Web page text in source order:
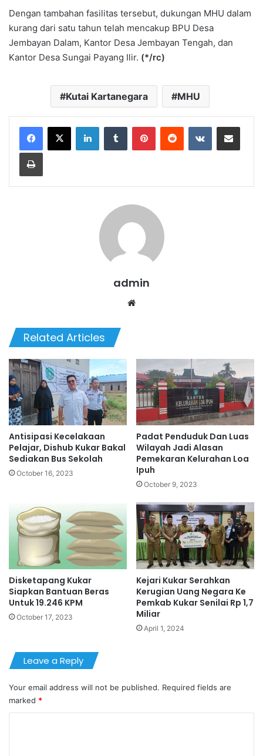
Dengan tambahan fasilitas tersebut, dukungan MHU dalam
kurang dari satu tahun telah mencakup BPU Desa
Jembayan Dalam, Kantor Desa Jembayan Tengah, dan
Kantor Desa Sungai Payang Ilir. (*/rc)
Kutai Kartanegara MHU
LinkedInTumblr PinterestReddit VKontakteShare via Email
Print
admin
Related Articles
Antisipasi Kecelakaan
Pelajar, Dishub Kukar Bakal
Sediakan Bus Sekolah
October 16, 2023
Padat Penduduk Dan Luas
Wilayah Jadi Alasan
Pemekaran Kelurahan Loa
Ipuh
October 9, 2023
Disketapang Kukar
Siapkan Bantuan Beras
Untuk 19.246 KPM
October 17, 2023
Kejari Kukar Serahkan
Kerugian Uang Negara Ke
Pemkab Kukar Senilai Rp 1,7
Miliar
April 1, 2024
Leave a Reply
Your email address will not be published. Required fields are
marked *